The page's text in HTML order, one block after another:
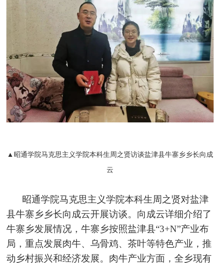
▲昭通学院马克思主义学院本科生周之贤访谈盐津县牛寨乡乡长向成
云
昭通学院马克思主义学院本科生周之贤对盐津
县牛寨乡乡长向成云开展访谈。向成云详细介绍了
牛寨乡发展情况，牛寨乡按照盐津县“3+N”产业布
局，重点发展肉牛、乌骨鸡、茶叶等特色产业，推
动乡村振兴和经济发展。肉牛产业方面，全乡现有